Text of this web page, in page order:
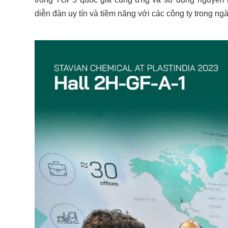
diễn đàn uy tín và tiềm năng với các công ty trong